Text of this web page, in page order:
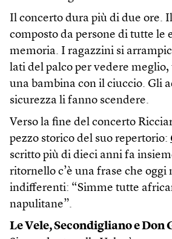
Il concerto dura più di due ore.
composto da persone di tutte le
memoria. I ragazzini si
lati del palco per vedere meglio,
una bambina con il ciuccio. Gli
sicurezza li fanno scendere.
Verso la fine del concerto
pezzo storico del suo repertorio:
scritto più di dieci anni fa
ritornello c’è una frase che oggi
indifferenti: “Simme tutte
napulitane”.
Le Vele, Secondigliano e Don